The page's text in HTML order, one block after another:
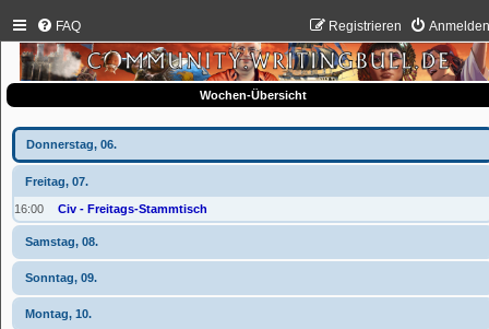
FAQ Registrieren
Wochen-Übersicht
Donnerstag, 06.
Freitag, 07.
16:00 Civ - Freitags-Stammtisch
Samstag, 08.
Sonntag, 09.
Montag, 10.